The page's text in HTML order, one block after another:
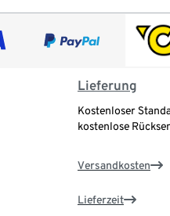
Lieferung
Kostenloser
kostenlose
Versandkosten
Lieferzeit